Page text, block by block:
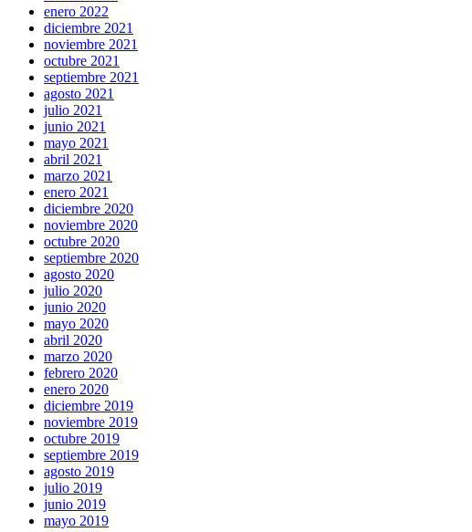
enero 2022
diciembre 2021
noviembre 2021
octubre 2021
septiembre 2021
agosto 2021
julio 2021
junio 2021
mayo 2021
abril 2021
marzo 2021
enero 2021
diciembre 2020
noviembre 2020
octubre 2020
septiembre 2020
agosto 2020
julio 2020
junio 2020
mayo 2020
abril 2020
marzo 2020
febrero 2020
enero 2020
diciembre 2019
noviembre 2019
octubre 2019
septiembre 2019
agosto 2019
julio 2019
junio 2019
mayo 2019